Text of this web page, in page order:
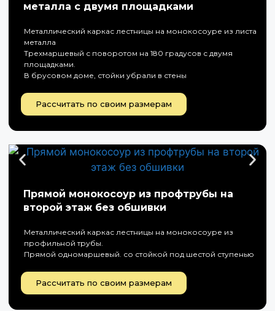
металла с двумя площадками
Металлический каркас лестницы на монокосоуре из листа
металла
Трехмаршевый с поворотом на 180 градусов с двумя
площадками.
В брусовом доме, стойки убрали в стены
Рассчитать по своим размерам
Прямой монокосоур из профтрубы на
второй этаж без обшивки
Металлический каркас лестницы на монокосоуре из
профильной трубы.
Прямой одномаршевый. со стойкой под шестой ступенью
Рассчитать по своим размерам